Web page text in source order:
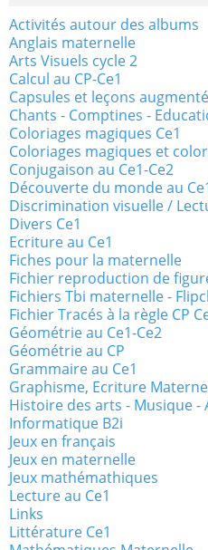
Activités autour des albums
Anglais maternelle
Arts Visuels cycle 2
Calcul au CP-Ce1
Capsules et leçons
Chants - Comptines -
Coloriages magiques Ce1
Coloriages magiques et
Conjugaison au Ce1-Ce2
Découverte du monde au
Discrimination visuelle /
Divers Ce1
Ecriture au Ce1
Fiches pour la maternelle
Fichier reproduction de
Fichiers Tbi maternelle -
Fichier Tracés à la règle CP
Géométrie au Ce1-Ce2
Géométrie au CP
Grammaire au Ce1
Graphisme, Ecriture
Histoire des arts - Musique -
Informatique B2i
Jeux en français
Jeux en maternelle
Jeux mathémathiques
Lecture au Ce1
Links
Littérature Ce1